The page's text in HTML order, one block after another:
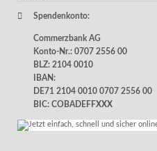
Spendenkonto:
Commerzbank AG
Konto-Nr.: 0707 2556 00
BLZ: 2104 0010
IBAN:
DE71 2104 0010 0707 2556 00
BIC: COBADEFFXXX